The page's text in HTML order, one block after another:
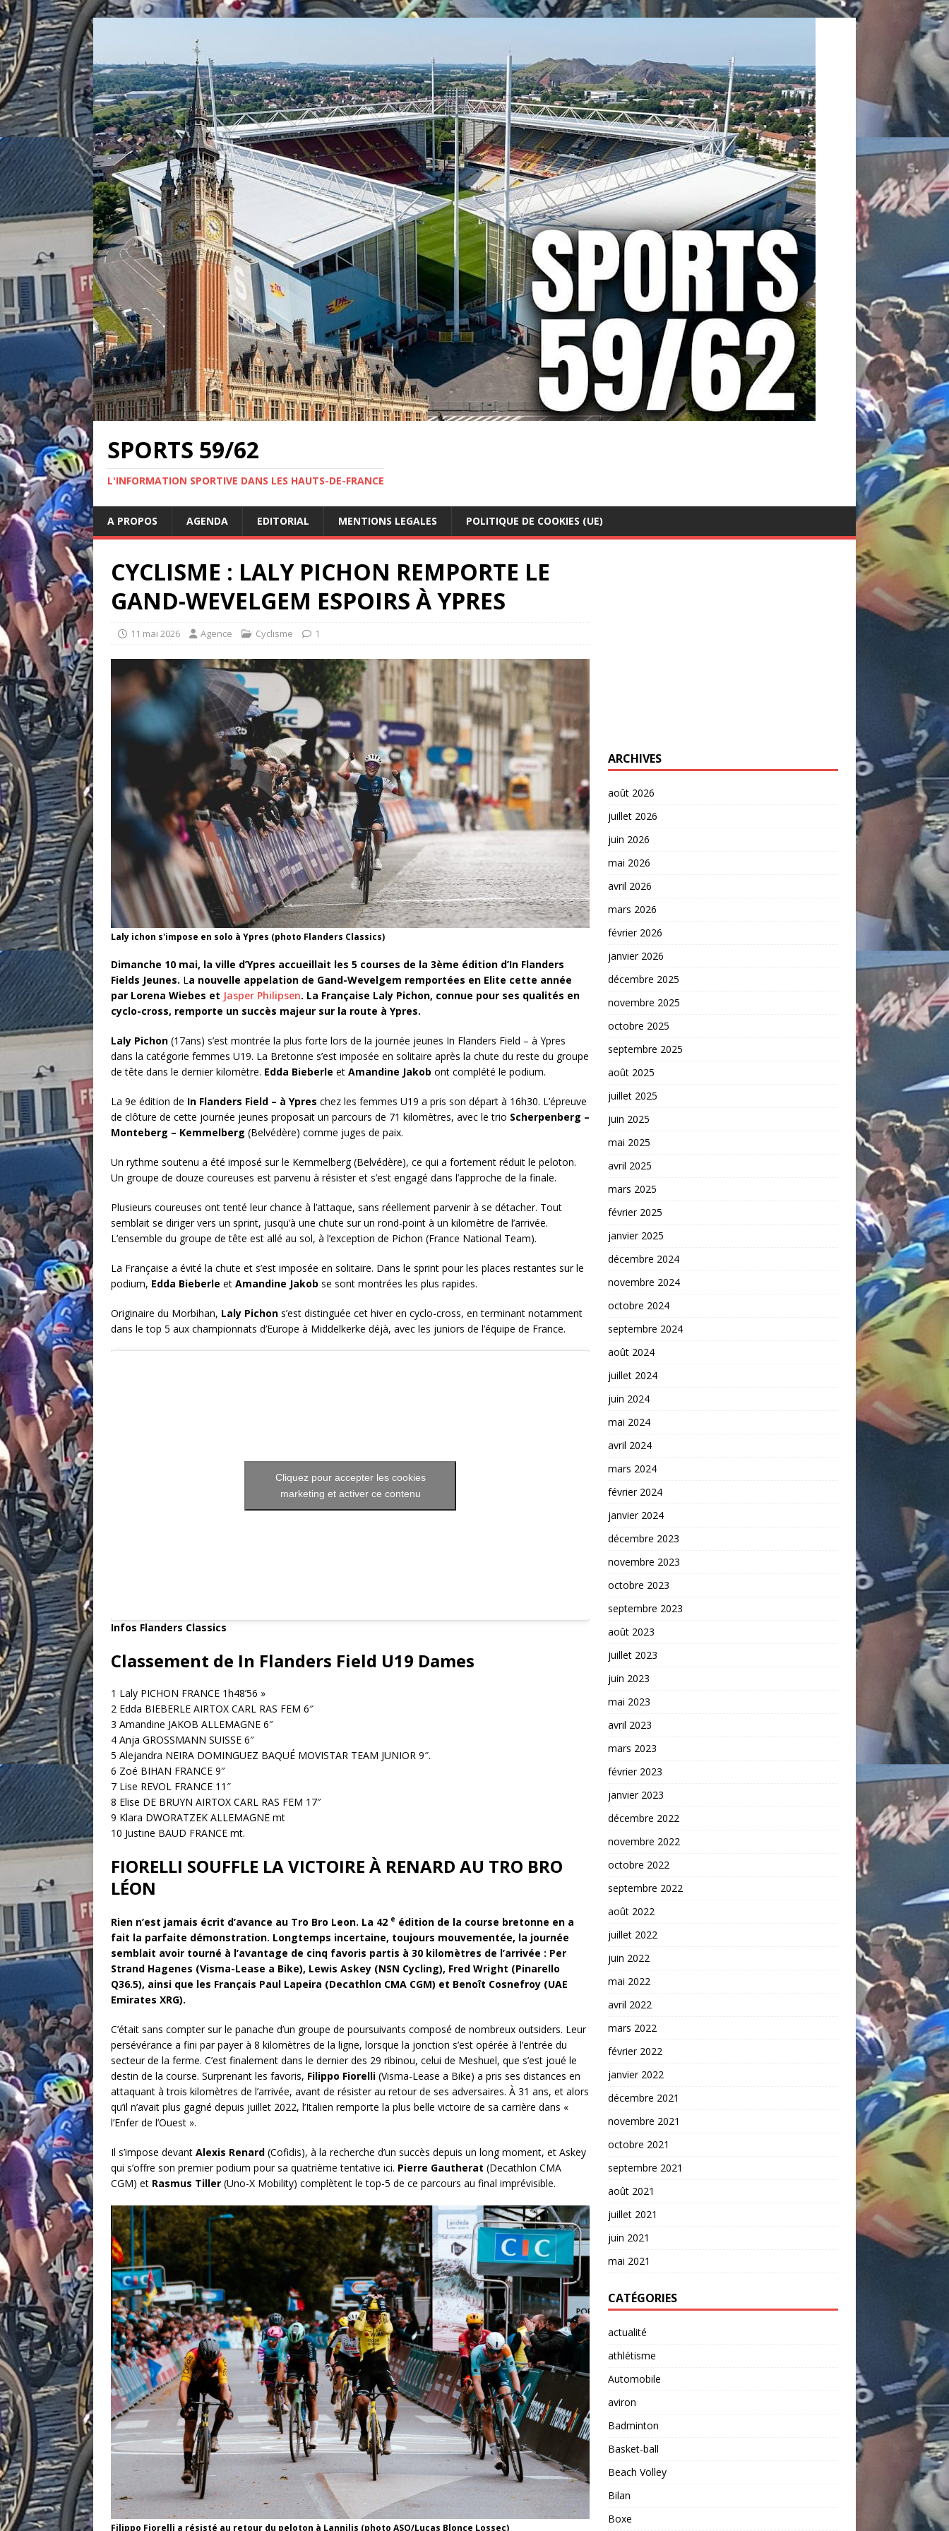
SPORTS 59/62
L'INFORMATION SPORTIVE DANS LES HAUTS-DE-FRANCE
A PROPOS AGENDA EDITORIAL MENTIONS LEGALES POLITIQUE DE COOKIES (UE)
CYCLISME : LALY PICHON REMPORTE LE
GAND-WEVELGEM ESPOIRS À YPRES
11 mai 2026 Agence Cyclisme 1
Laly ichon s'impose en solo à Ypres (photo Flanders Classics)
Dimanche 10 mai, la ville d’Ypres accueillait les 5 courses de la 3ème édition d’In Flanders
Fields Jeunes. La nouvelle appelation de Gand-Wevelgem remportées en Elite cette année
par Lorena Wiebes et Jasper Philipsen. La Française Laly Pichon, connue pour ses qualités en
cyclo-cross, remporte un succès majeur sur la route à Ypres.
Laly Pichon (17ans) s’est montrée la plus forte lors de la journée jeunes In Flanders Field – à Ypres
dans la catégorie femmes U19. La Bretonne s’est imposée en solitaire après la chute du reste du groupe
de tête dans le dernier kilomètre. Edda Bieberle et Amandine Jakob ont complété le podium.
La 9e édition de In Flanders Field – à Ypres chez les femmes U19 a pris son départ à 16h30. L’épreuve
de clôture de cette journée jeunes proposait un parcours de 71 kilomètres, avec le trio Scherpenberg –
Monteberg – Kemmelberg (Belvédère) comme juges de paix.
Un rythme soutenu a été imposé sur le Kemmelberg (Belvédère), ce qui a fortement réduit le peloton.
Un groupe de douze coureuses est parvenu à résister et s’est engagé dans l’approche de la finale.
Plusieurs coureuses ont tenté leur chance à l’attaque, sans réellement parvenir à se détacher. Tout
semblait se diriger vers un sprint, jusqu’à une chute sur un rond-point à un kilomètre de l’arrivée.
L’ensemble du groupe de tête est allé au sol, à l’exception de Pichon (France National Team).
La Française a évité la chute et s’est imposée en solitaire. Dans le sprint pour les places restantes sur le
podium, Edda Bieberle et Amandine Jakob se sont montrées les plus rapides.
Originaire du Morbihan, Laly Pichon s’est distinguée cet hiver en cyclo-cross, en terminant notamment
dans le top 5 aux championnats d’Europe à Middelkerke déjà, avec les juniors de l’équipe de France.
Cliquez pour accepter les cookies
marketing et activer ce contenu
Infos Flanders Classics
Classement de In Flanders Field U19 Dames
1 Laly PICHON FRANCE 1h48’56 »
2 Edda BIEBERLE AIRTOX CARL RAS FEM 6″
3 Amandine JAKOB ALLEMAGNE 6″
4 Anja GROSSMANN SUISSE 6″
5 Alejandra NEIRA DOMINGUEZ BAQUÉ MOVISTAR TEAM JUNIOR 9″.
6 Zoé BIHAN FRANCE 9″
7 Lise REVOL FRANCE 11″
8 Elise DE BRUYN AIRTOX CARL RAS FEM 17″
9 Klara DWORATZEK ALLEMAGNE mt
10 Justine BAUD FRANCE mt.
FIORELLI SOUFFLE LA VICTOIRE À RENARD AU TRO BRO
LÉON
Rien n’est jamais écrit d’avance au Tro Bro Leon. La 42 e édition de la course bretonne en a
fait la parfaite démonstration. Longtemps incertaine, toujours mouvementée, la journée
semblait avoir tourné à l’avantage de cinq favoris partis à 30 kilomètres de l’arrivée : Per
Strand Hagenes (Visma-Lease a Bike), Lewis Askey (NSN Cycling), Fred Wright (Pinarello
Q36.5), ainsi que les Français Paul Lapeira (Decathlon CMA CGM) et Benoît Cosnefroy (UAE
Emirates XRG).
C’était sans compter sur le panache d’un groupe de poursuivants composé de nombreux outsiders. Leur
persévérance a fini par payer à 8 kilomètres de la ligne, lorsque la jonction s’est opérée à l’entrée du
secteur de la ferme. C’est finalement dans le dernier des 29 ribinou, celui de Meshuel, que s’est joué le
destin de la course. Surprenant les favoris, Filippo Fiorelli (Visma-Lease a Bike) a pris ses distances en
attaquant à trois kilomètres de l’arrivée, avant de résister au retour de ses adversaires. À 31 ans, et alors
qu’il n’avait plus gagné depuis juillet 2022, l’Italien remporte la plus belle victoire de sa carrière dans «
l’Enfer de l’Ouest ».
Il s’impose devant Alexis Renard (Cofidis), à la recherche d’un succès depuis un long moment, et Askey
qui s’offre son premier podium pour sa quatrième tentative ici. Pierre Gautherat (Decathlon CMA
CGM) et Rasmus Tiller (Uno-X Mobility) complètent le top-5 de ce parcours au final imprévisible.
Filippo Fiorelli a résisté au retour du peloton à Lannilis (photo ASO/Lucas Blonce Lossec)
ARCHIVES
août 2026
juillet 2026
juin 2026
mai 2026
avril 2026
mars 2026
février 2026
janvier 2026
décembre 2025
novembre 2025
octobre 2025
septembre 2025
août 2025
juillet 2025
juin 2025
mai 2025
avril 2025
mars 2025
février 2025
janvier 2025
décembre 2024
novembre 2024
octobre 2024
septembre 2024
août 2024
juillet 2024
juin 2024
mai 2024
avril 2024
mars 2024
février 2024
janvier 2024
décembre 2023
novembre 2023
octobre 2023
septembre 2023
août 2023
juillet 2023
juin 2023
mai 2023
avril 2023
mars 2023
février 2023
janvier 2023
décembre 2022
novembre 2022
octobre 2022
septembre 2022
août 2022
juillet 2022
juin 2022
mai 2022
avril 2022
mars 2022
février 2022
janvier 2022
décembre 2021
novembre 2021
octobre 2021
septembre 2021
août 2021
juillet 2021
juin 2021
mai 2021
CATÉGORIES
actualité
athlétisme
Automobile
aviron
Badminton
Basket-ball
Beach Volley
Bilan
Boxe